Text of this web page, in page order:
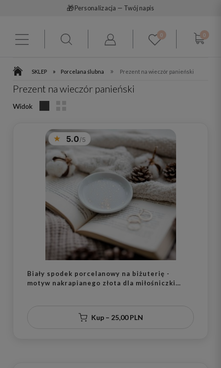
🚚Darmowa dostawa od 199 zł
0 0
SKLEP » Porcelana ślubna » Prezent na wieczór panieński
Prezent na wieczór panieński
Widok
5.0
Biały spodek porcelanowy na biżuterię -
motyw nakrapianego złota dla miłośniczki
Kup – 25,00 PLN